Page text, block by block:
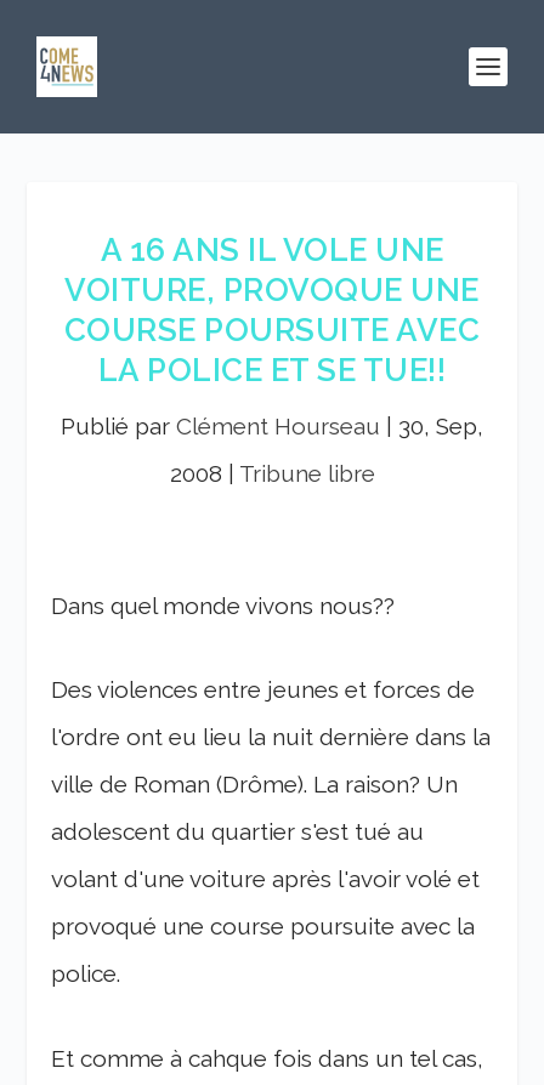
A 16 ANS IL VOLE UNE
VOITURE, PROVOQUE UNE
COURSE POURSUITE AVEC
LA POLICE ET SE TUE!!
Publié par Clément Hourseau
30, Sep,
2008
Tribune libre
Dans quel monde vivons nous??
Des violences entre jeunes et forces de
l'ordre ont eu lieu la nuit dernière dans la
ville de Roman (Drôme). La raison? Un
adolescent du quartier s'est tué au
volant d'une voiture après l'avoir volé et
provoqué une course poursuite avec la
police.
Et comme à cahque fois dans un tel cas,